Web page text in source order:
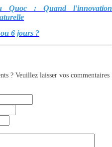
Quoc : Quand l'innovation
6 jours ?
? Veuillez laisser vos commentaires